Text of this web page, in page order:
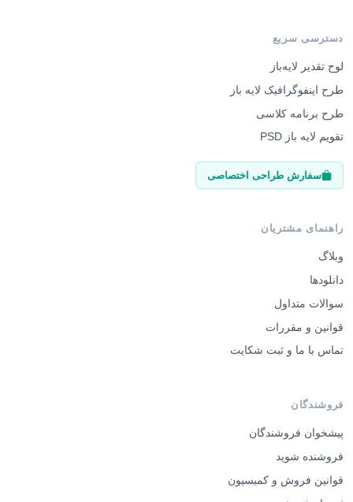
دسترسی سریع
لوح تقدیر لایه‌باز
طرح اینفوگرافیک لایه باز
طرح برنامه کلاسی
تقویم لایه باز PSD
سفارش طراحی اختصاصی
راهنمای مشتریان
وبلاگ
دانلودها
سوالات متداول
قوانین و مقررات
تماس با ما و ثبت شکایت
فروشندگان
پیشخوان فروشندگان
فروشنده شوید
قوانین فروش و کمیسیون